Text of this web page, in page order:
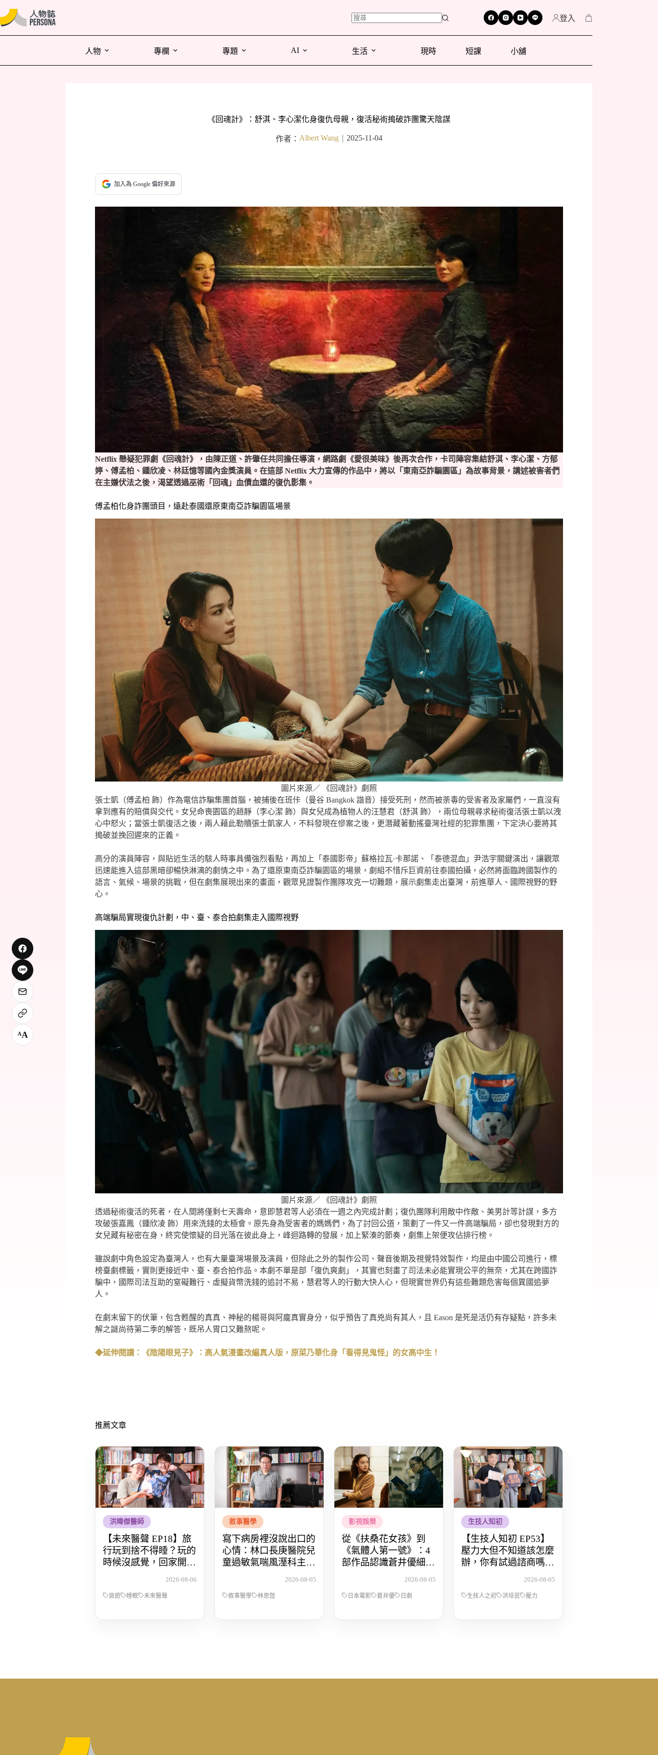
登入
人物 專欄 專題 AI 生活 現時 短課 小舖
《回魂計》：舒淇、李心潔化身復仇母親，復活秘術搗破詐團驚天陰謀
作者： Albert Wang 2025-11-04
加入為 Google 偏好來源
Netflix 懸疑犯罪劇《回魂計》，由陳正道、許肇任共同擔任導演，網路劇《愛很美味》後再次合作，卡司陣容集結舒淇、李心潔、方郁
婷、傅孟柏、鍾欣凌、林廷憶等國內金獎演員。在這部 Netflix 大力宣傳的作品中，將以「東南亞詐騙園區」為故事背景，講述被害者們
在主嫌伏法之後，渴望透過巫術「回魂」血債血還的復仇影集。
傅孟柏化身詐團頭目，遠赴泰國還原東南亞詐騙園區場景
圖片來源／ 《回魂計》劇照
張士凱（傅孟柏 飾）作為電信詐騙集團首腦，被捕後在班佧（曼谷 Bangkok 諧音）接受死刑，然而被荼毒的受害者及家屬們，一直沒有
拿到應有的賠償與交代。女兒命喪園區的趙靜（李心潔 飾）與女兒成為植物人的汪慧君（舒淇 飾），兩位母親尋求秘術復活張士凱以洩
心中怒火；當張士凱復活之後，兩人藉此勒贖張士凱家人，不料發現在慘案之後，更潛藏著動搖臺灣社經的犯罪集團，下定決心要將其
搗破並挽回遲來的正義。
高分的演員陣容，與貼近生活的駭人時事具備強烈看點，再加上「泰國影帝」蘇格拉瓦·卡那諾、「泰德混血」尹浩宇關鍵演出，讓觀眾
迅速能進入這部黑暗卻暢快淋漓的劇情之中。為了還原東南亞詐騙園區的場景，劇組不惜斥巨資前往泰國拍攝，必然將面臨跨國製作的
語言、氣候、場景的挑戰，但在劇集展現出來的畫面，觀眾見證製作團隊攻克一切難題，展示劇集走出臺灣，前進華人、國際視野的野
心。
高端騙局實現復仇計劃，中、臺、泰合拍劇集走入國際視野
圖片來源／ 《回魂計》劇照
透過秘術復活的死者，在人間將僅剩七天壽命，意即慧君等人必須在一週之內完成計劃；復仇團隊利用敵中作敵、美男計等計謀，多方
攻破張嘉鳳（鍾欣凌 飾）用來洗錢的太極會。原先身為受害者的媽媽們，為了討回公道，策劃了一件又一件高端騙局，卻也發現對方的
女兒藏有秘密在身，終究使懷疑的目光落在彼此身上，峰迴路轉的發展，加上緊湊的節奏，劇集上架便攻佔排行榜。
雖說劇中角色設定為臺灣人，也有大量臺灣場景及演員，但除此之外的製作公司、聲音後期及視覺特效製作，均是由中國公司進行，標
榜臺劇標籤，實則更接近中、臺、泰合拍作品。本劇不單是部「復仇爽劇」，其實也刻畫了司法未必能實現公平的無奈，尤其在跨國詐
騙中，國際司法互助的窒礙難行、虛擬貨幣洗錢的追討不易，慧君等人的行動大快人心，但現實世界仍有這些難題危害每個異國追夢
人。
在劇末留下的伏筆，包含甦醒的真真、神秘的楊哥與阿龐真實身分，似乎預告了真兇尚有其人，且 Eason 是死是活仍有存疑點，許多未
解之謎尚待第二季的解答，既吊人胃口又難熬呢。
◆延伸閱讀：《陰陽眼見子》：高人氣漫畫改編真人版，原菜乃華化身「看得見鬼怪」的女高中生！
推薦文章
洪暐傑醫師
【未來醫聲 EP18】旅
行玩到捨不得睡？玩的
時候沒感覺，回家開始
2026-08-06
旅遊 睡眠 未來醫聲
敘事醫學
寫下病房裡沒說出口的
心情：林口長庚醫院兒
童過敏氣喘風溼科主治
2026-08-05
敘事醫學 林思偕
影視娛樂
從《扶桑花女孩》到
《氣體人第一號》：4
部作品認識蒼井優細膩
2026-08-05
日本電影 蒼井優 日劇
生技人知初
【生技人知初 EP53】
壓力大但不知道該怎麼
辦，你有試過諮商嗎？
2026-08-05
生技人之初 洪培芸 壓力
AA